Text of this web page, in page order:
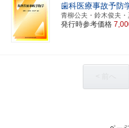
歯科医療事故予防
青柳公夫・鈴木俊夫
発行時参考価格